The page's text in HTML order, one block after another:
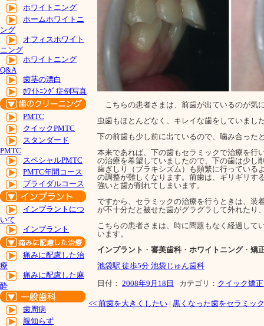
ホワイトニング
ホームホワイトニ
ング
オフィスホワイト
ニング
ホワイトニング
Q&A
歯茎の漂白
ﾎﾜｲﾄﾆﾝｸﾞ症例写真
PMTC
クイックPMTC
スタンダード
PMTC
スペシャルPMTC
PMTC年間コース
ブライダルコース
インプラントにつ
いて
インプラント
痛みに配慮した治
療
痛みに配慮した麻
酔
歯周病
親知らず
こちらの患者さまは、前歯が出ているのが気
虫歯もほとんどなく、キレイな歯をしていまし
下の前歯も少し前に出ているので、噛み合った
本来であれば、下の歯もセラミックで治療を行
の治療を希望していましたので、下の歯は少し
歯ぎしり（ブラキシズム）も頻繁に行っている
の調整が難しくなります。前歯は、ギリギリす
強いと歯が削れてしまいます。
ですから、セラミックの治療を行うときは、装
が不十分だと被せた歯がグラグラして外れたり
こちらの患者さまは、時に問題もなく経過し
います。
インプラント ・ 審美歯科・ ホワイトニング・ 矯
池袋駅 徒歩5分 池袋じゅん歯科
日付： 2008年9月18日 カテゴリ： クイック矯
<< 前歯を大きくしたい | 黒くなった歯をセラミッ